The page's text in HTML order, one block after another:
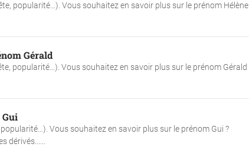
popularité…). Vous souhaitez en savoir plus sur le prénom Hélène
Gérald
popularité…). Vous souhaitez en savoir plus sur le prénom Gérald
Vous souhaitez en savoir plus sur le prénom Gui ?
dérivés......